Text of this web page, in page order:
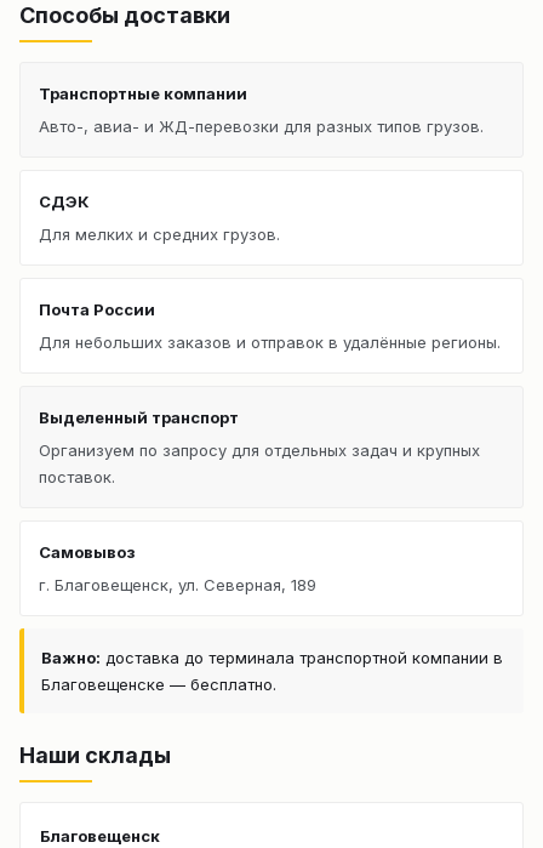
Способы доставки
Транспортные компании
Авто-, авиа- и ЖД-перевозки для разных типов грузов.
СДЭК
Для мелких и средних грузов.
Почта России
Для небольших заказов и отправок в удалённые регионы.
Выделенный транспорт
Организуем по запросу для отдельных задач и крупных
поставок.
Самовывоз
г. Благовещенск, ул. Северная, 189
Важно: доставка до терминала транспортной компании в
Благовещенске — бесплатно.
Наши склады
Благовещенск